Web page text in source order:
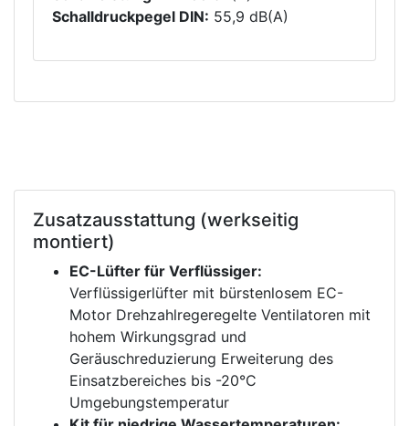
Schalldruckpegel DIN: 55,9 dB(A)
Zusatzausstattung (werkseitig
montiert)
EC-Lüfter für Verflüssiger:
Verflüssigerlüfter mit bürstenlosem EC-
Motor Drehzahlregeregelte Ventilatoren mit
hohem Wirkungsgrad und
Geräuschreduzierung Erweiterung des
Einsatzbereiches bis -20°C
Umgebungstemperatur